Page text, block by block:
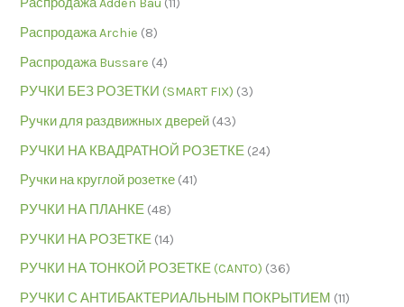
Распродажа Adden Bau (11)
Распродажа Archie (8)
Распродажа Bussare (4)
РУЧКИ БЕЗ РОЗЕТКИ (SMART FIX) (3)
Ручки для раздвижных дверей (43)
РУЧКИ НА КВАДРАТНОЙ РОЗЕТКЕ (24)
Ручки на круглой розетке (41)
РУЧКИ НА ПЛАНКЕ (48)
РУЧКИ НА РОЗЕТКЕ (14)
РУЧКИ НА ТОНКОЙ РОЗЕТКЕ (CANTO) (36)
РУЧКИ С АНТИБАКТЕРИАЛЬНЫМ ПОКРЫТИЕМ (11)